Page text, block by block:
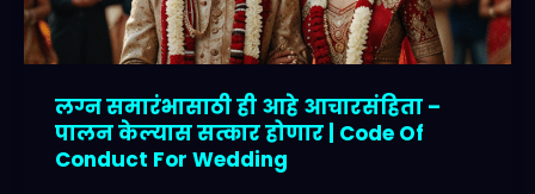
लग्न समारंभासाठी ही आहे आचारसंहिता –
पालन केल्यास सत्कार होणार | Code Of
Conduct For Wedding